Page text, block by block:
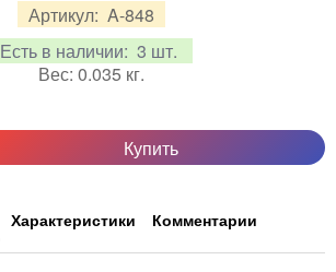
Артикул: A-848
Есть в наличии: 3 шт.
Вес: 0.035 кг.
Купить
Характеристики Комментарии